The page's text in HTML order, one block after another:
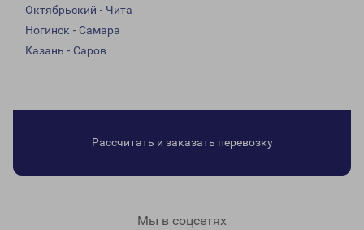
Октябрьский - Чита
Ногинск - Самара
Казань - Саров
Рассчитать и заказать перевозку
Мы в соцсетях